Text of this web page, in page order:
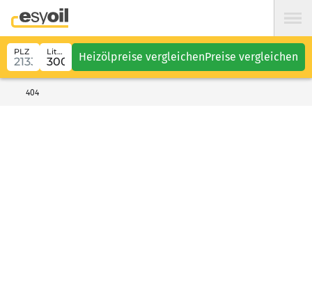
PLZ Liter Heizölpreise vergleichenPreise vergleichen
404